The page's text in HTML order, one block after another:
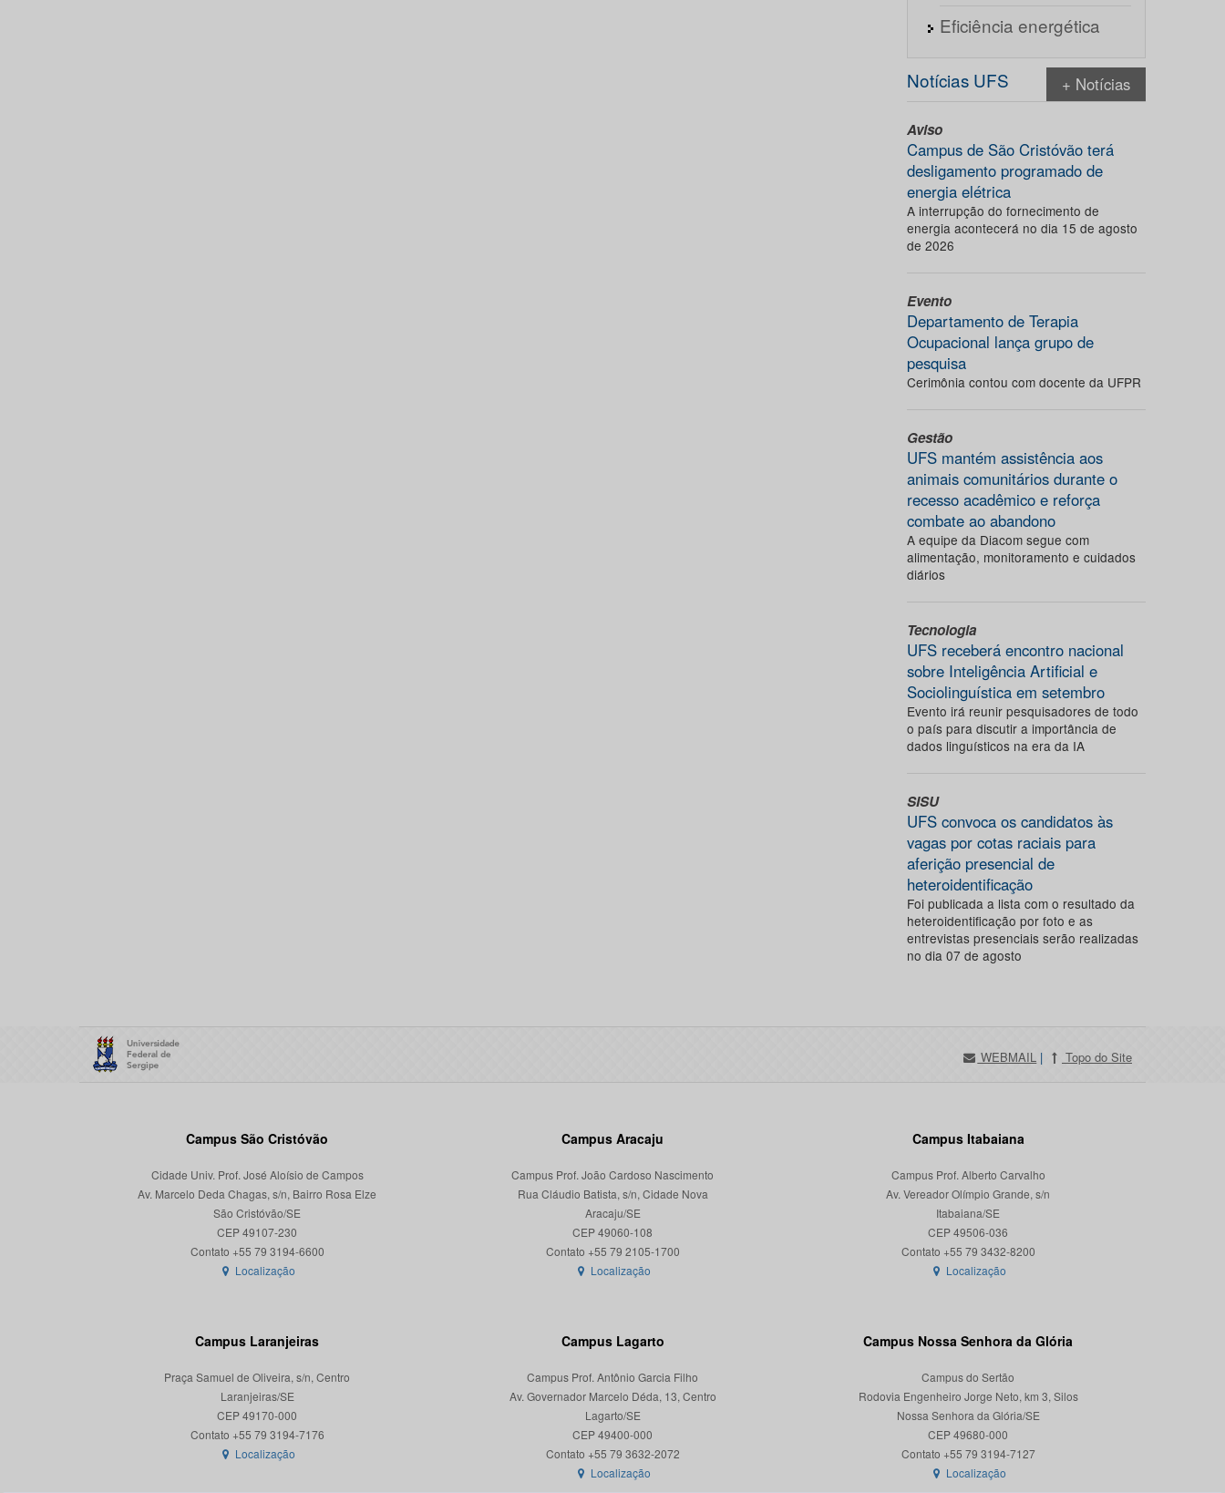
Eficiência energética
Notícias UFS + Notícias
Aviso
Campus de São Cristóvão terá
desligamento programado de
energia elétrica
A interrupção do fornecimento de
energia acontecerá no dia 15 de agosto
de 2026
Evento
Departamento de Terapia
Ocupacional lança grupo de
pesquisa
Cerimônia contou com docente da UFPR
Gestão
UFS mantém assistência aos
animais comunitários durante o
recesso acadêmico e reforça
combate ao abandono
A equipe da Diacom segue com
alimentação, monitoramento e cuidados
diários
Tecnologia
UFS receberá encontro nacional
sobre Inteligência Artificial e
Sociolinguística em setembro
Evento irá reunir pesquisadores de todo
o país para discutir a importância de
dados linguísticos na era da IA
SISU
UFS convoca os candidatos às
vagas por cotas raciais para
aferição presencial de
heteroidentificação
Foi publicada a lista com o resultado da
heteroidentificação por foto e as
entrevistas presenciais serão realizadas
no dia 07 de agosto
WEBMAIL | Topo do Site
Campus São Cristóvão
Cidade Univ. Prof. José Aloísio de Campos
Av. Marcelo Deda Chagas, s/n, Bairro Rosa Elze
São Cristóvão/SE
CEP 49107-230
Localização
Campus Aracaju
Campus Prof. João Cardoso Nascimento
Rua Cláudio Batista, s/n, Cidade Nova
Aracaju/SE
CEP 49060-108
Localização
Campus Itabaiana
Campus Prof. Alberto Carvalho
Av. Vereador Olímpio Grande, s/n
Itabaiana/SE
CEP 49506-036
Localização
Campus Laranjeiras
Praça Samuel de Oliveira, s/n, Centro
Laranjeiras/SE
CEP 49170-000
Localização
Campus Lagarto
Campus Prof. Antônio Garcia Filho
Av. Governador Marcelo Déda, 13, Centro
Lagarto/SE
CEP 49400-000
Localização
Campus Nossa Senhora da Glória
Campus do Sertão
Rodovia Engenheiro Jorge Neto, km 3, Silos
Nossa Senhora da Glória/SE
CEP 49680-000
Contato +55 79 3194-7127
Localização